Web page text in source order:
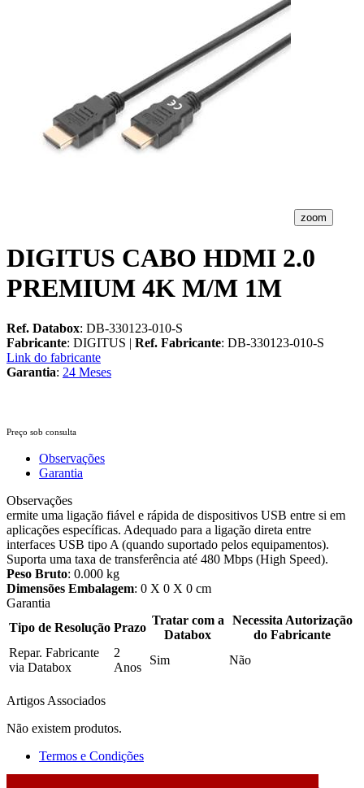
zoom
DIGITUS CABO HDMI 2.0
PREMIUM 4K M/M 1M
Ref. Databox: DB-330123-010-S
Fabricante: DIGITUS | Ref. Fabricante: DB-330123-010-S
Link do fabricante
Garantia: 24 Meses
Preço sob consulta
Observações
Garantia
Observações
ermite uma ligação fiável e rápida de dispositivos USB entre si em
aplicações específicas. Adequado para a ligação direta entre
interfaces USB tipo A (quando suportado pelos equipamentos).
Suporta uma taxa de transferência até 480 Mbps (High Speed).
Peso Bruto: 0.000 kg
Dimensões Embalagem: 0 X 0 X 0 cm
Garantia
Tipo de Resolução Prazo
Tratar com a
Databox
Necessita Autorização
do Fabricante
Repar. Fabricante
via Databox
2
Anos
Sim Não
Artigos Associados
Não existem produtos.
Termos e Condições